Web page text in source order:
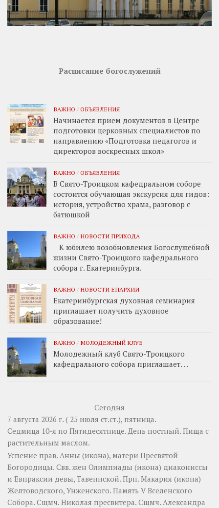
Расписание богослужений
ВАЖНО / ОБЪЯВЛЕНИЯ
Начинается прием документов в Центре
подготовки церковных специалистов по
направлению «Подготовка педагогов и
директоров воскресных школ»
ВАЖНО / ОБЪЯВЛЕНИЯ
В Свято-Троицком кафедральном соборе
состоится обучающая экскурсия для гидов:
история, устройство храма, разговор с
батюшкой
ВАЖНО / НОВОСТИ ПРИХОДА
К юбилею возобновления Богослужебной
жизни Свято-Троицкого кафедрального
собора г. Екатеринбурга.
ВАЖНО / НОВОСТИ ЕПАРХИИ
Екатеринбургская духовная семинария
приглашает получить духовное
образование!
ВАЖНО / МОЛОДЕЖНЫЙ КЛУБ
Молодежный клуб Свято-Троицкого
кафедрального собора приглашает. . .
Сегодня
7 августа 2026 г. ( 25 июля ст.ст.), пятница.
Седмица 10-я по Пятидесятнице. День постный. Пища с
растительным маслом.
Успение прав. Анны (икона), матери Пресвятой
Богородицы. Свв. жен Олимпиады (икона) диакониссы
и Евпраксии девы, Тавеннской. Прп. Макария (икона)
Желтоводского, Унженского. Память V Вселенского
Собора. Сщмч. Николая пресвитера. Сщмч. Александра